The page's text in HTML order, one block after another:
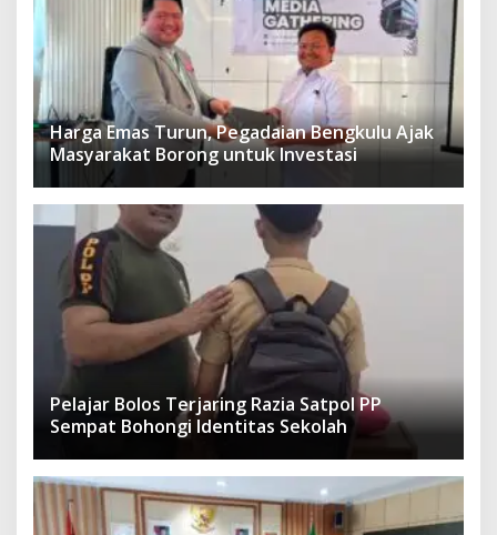
Harga Emas Turun, Pegadaian Bengkulu Ajak
Masyarakat Borong untuk Investasi
Pelajar Bolos Terjaring Razia Satpol PP
Sempat Bohongi Identitas Sekolah